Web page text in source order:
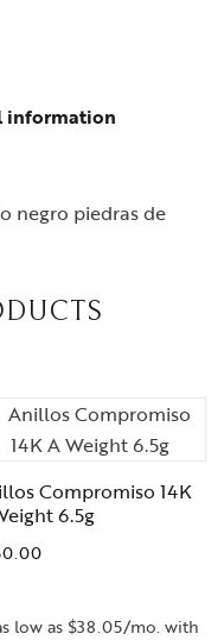
information
negro piedras de
Compromiso 14K
6.5g